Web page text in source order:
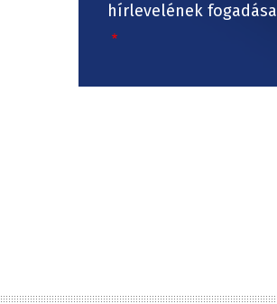
hírlevelének